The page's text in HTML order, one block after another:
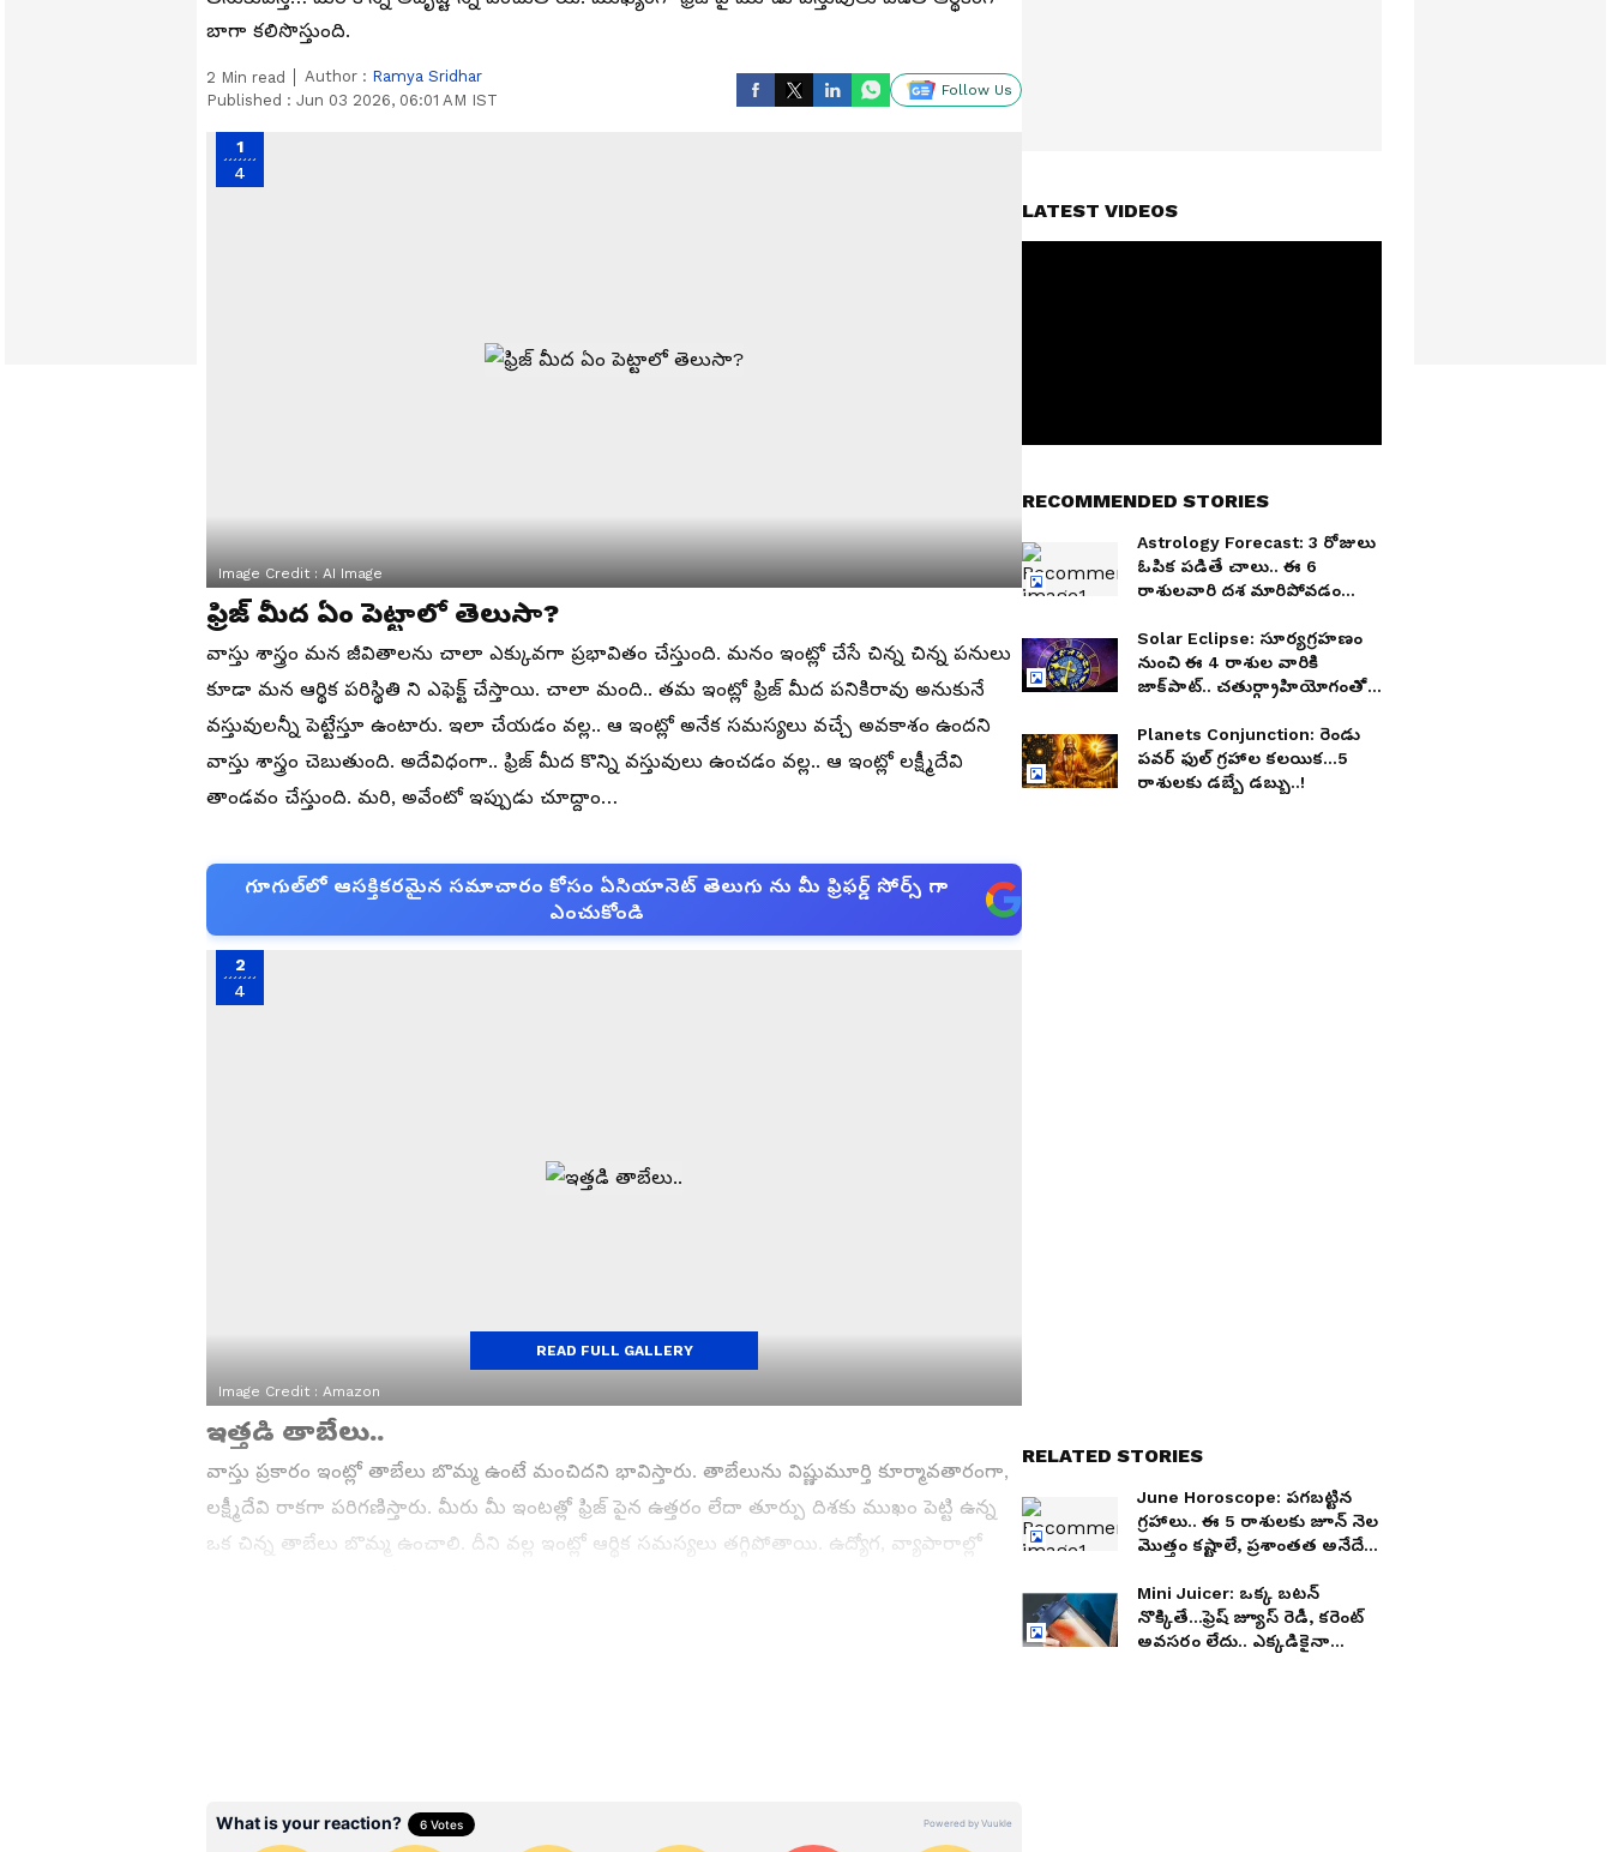
బాగా కలిసొస్తుంది.
2 Min read Author : Ramya Sridhar
Published : Jun 03 2026, 06:01 AM IST
Follow Us
1
4
Image Credit : AI Image
ఫ్రిజ్ మీద ఏం పెట్టాలో తెలుసా?
వాస్తు శాస్త్రం మన జీవితాలను చాలా ఎక్కువగా ప్రభావితం చేస్తుంది. మనం ఇంట్లో చేసే చిన్న చిన్న పనులు
కూడా మన ఆర్థిక పరిస్థితి ని ఎఫెక్ట్ చేస్తాయి. చాలా మంది.. తమ ఇంట్లో ఫ్రిజ్ మీద పనికిరావు అనుకునే
వస్తువులన్నీ పెట్టేస్తూ ఉంటారు. ఇలా చేయడం వల్ల.. ఆ ఇంట్లో అనేక సమస్యలు వచ్చే అవకాశం ఉందని
వాస్తు శాస్త్రం చెబుతుంది. అదేవిధంగా.. ఫ్రిజ్ మీద కొన్ని వస్తువులు ఉంచడం వల్ల.. ఆ ఇంట్లో లక్ష్మీదేవి
తాండవం చేస్తుంది. మరి, అవేంటో ఇప్పుడు చూద్దాం…
గూగుల్‌లో ఆసక్తికరమైన సమాచారం కోసం ఏసియానెట్ తెలుగు ను మీ ఫ్రిఫర్డ్ సోర్స్ గా
ఎంచుకోండి
2
4
Image Credit : Amazon
ఇత్తడి తాబేలు..
వాస్తు ప్రకారం ఇంట్లో తాబేలు బొమ్మ ఉంటే మంచిదని భావిస్తారు. తాబేలును విష్ణుమూర్తి కూర్మావతారంగా,
లక్ష్మీదేవి రాకగా పరిగణిస్తారు. మీరు మీ ఇంటత్లో ఫ్రిజ్ పైన ఉత్తరం లేదా తూర్పు దిశకు ముఖం పెట్టి ఉన్న
ఒక చిన్న తాబేలు బొమ్మ ఉంచాలి. దీని వల్ల ఇంట్లో ఆర్థిక సమస్యలు తగ్గిపోతాయి. ఉద్యోగ, వ్యాపారాల్లో
READ FULL GALLERY
LATEST VIDEOS
RECOMMENDED STORIES
Astrology Forecast: 3 రోజులు
ఓపిక పడితే చాలు.. ఈ 6
రాశులవారి దశ మారిపోవడం
Solar Eclipse: సూర్యగ్రహణం
నుంచి ఈ 4 రాశుల వారికి
జాక్‌పాట్.. చతుర్గ్రాహియోగంతో
Planets Conjunction: రెండు
పవర్ ఫుల్ గ్రహాల కలయిక...5
రాశులకు డబ్బే డబ్బు..!
RELATED STORIES
June Horoscope: పగబట్టిన
గ్రహాలు.. ఈ 5 రాశులకు జూన్ నెల
మొత్తం కష్టాలే, ప్రశాంతత అనేదే
Mini Juicer: ఒక్క బటన్
నొక్కితే...ఫ్రెష్ జ్యూస్ రెడీ, కరెంట్
అవసరం లేదు.. ఎక్కడికైనా